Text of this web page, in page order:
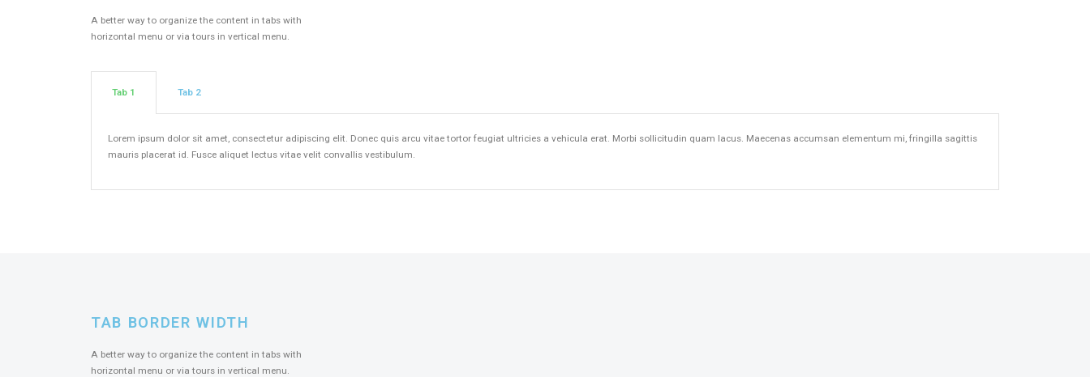
A better way to organize the content in tabs with
horizontal menu or via tours in vertical menu.
Tab 1 Tab 2
Lorem ipsum dolor sit amet, consectetur adipiscing elit. Donec quis arcu vitae tortor feugiat ultricies a vehicula erat. Morbi sollicitudin quam lacus. Maecenas accumsan elementum mi, fringilla sagittis
mauris placerat id. Fusce aliquet lectus vitae velit convallis vestibulum.
TAB BORDER WIDTH​
A better way to organize the content in tabs with
horizontal menu or via tours in vertical menu.